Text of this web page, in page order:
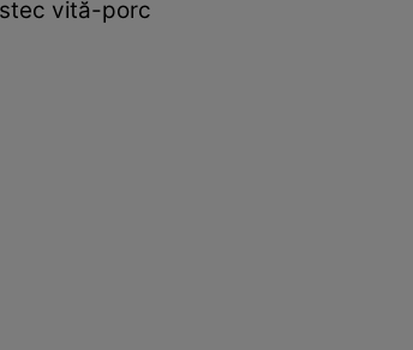
vită-porc